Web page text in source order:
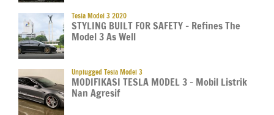
Tesla Model 3 2020
STYLING BUILT FOR SAFETY – Refines The
Model 3 As Well
Unplugged Tesla Model 3
MODIFIKASI TESLA MODEL 3 – Mobil Listrik
Nan Agresif